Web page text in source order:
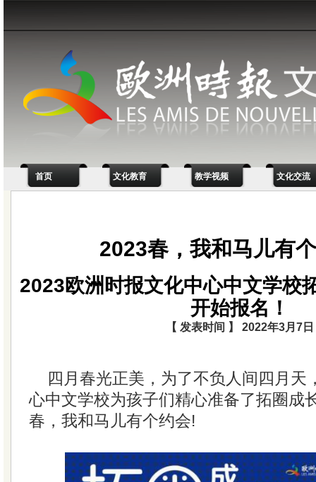
首页 文化教育 教学视频 文化交流
2023春，我和马儿有
2023欧洲时报文化中心中文学校
开始报名！
【 发表时间 】 2022年3月7日
四月春光正美，为了不负人间四月天
心中文学校为孩子们精心准备了拓圈成
春，我和马儿有个约会!